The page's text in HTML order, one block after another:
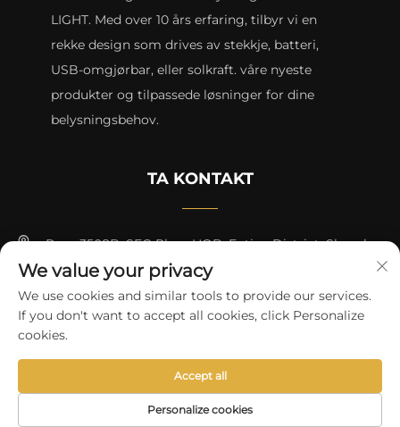
LIGHT. Med over 10 års erfaring, tilbyr vi en
rekke design som drives av stekkje, batteri,
USB-omgjørbar, eller solkraft. våre nyeste
produkter og tilpassede løsninger for dine
belysningsbehov.
TA KONTAKT
Rom 3508B, SEG Plaza HQB, Futian District, Shenzhen
+8615817427232
[email protected]
Opphavsrett © 2024 av skycity light co., ltd
Personvernerklæring
We value your privacy
We use cookies and similar tools to provide our services.
If you don't want to accept all cookies, click Personalize
cookies.
Personalize cookies
Accept all